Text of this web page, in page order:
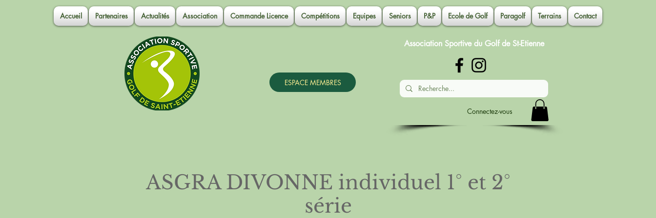
Accueil Partenaires Actualités Association Commande Licence Compétitions Equipes Seniors P&P Ecole de Golf Paragolf Terrains Contact
ESPACE MEMBRES
Association Sportive du Golf de St-Etienne
Connectez-vous
ASGRA DIVONNE individuel 1° et 2°
série